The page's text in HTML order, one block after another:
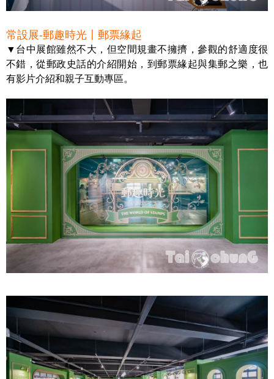
常設展-郵趣時光〡郵票緣起
▼台中展館雖然不大，但空間規畫不擁擠，參觀的舒適度很
不錯，從郵政史話的介紹開始，到郵票緣起與集郵之樂，也
有影片介紹和親子互動專區。